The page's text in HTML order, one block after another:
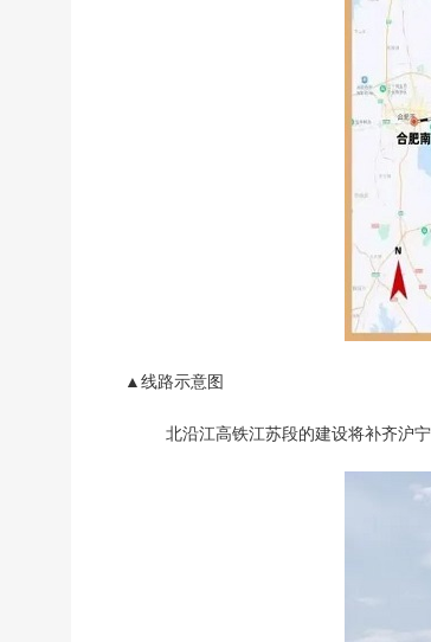
▲线路示意图
北沿江高铁江苏段的建设将补齐沪